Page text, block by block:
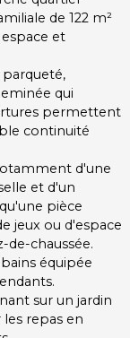
de 122 m²
et
parqueté,
qui
permettent
continuité
d'une
et d'un
pièce
jeux ou d'espace
chaussée.
équipée
sur un jardin
repas en